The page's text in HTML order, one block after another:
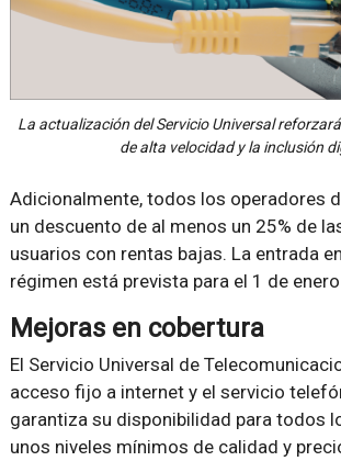
La actualización del Servicio Universal
de alta velocidad y la inclusión
Adicionalmente, todos los operadores
un descuento de al menos un 25% de
usuarios con rentas bajas. La entrada
régimen está prevista para el 1 de
Mejoras en cobertura
El Servicio Universal de
acceso fijo a internet y el servicio
garantiza su disponibilidad para todos
unos niveles mínimos de calidad y